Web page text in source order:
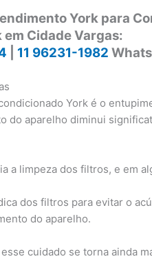
York para
em Cidade Vargas:
11 96231-1982
York é o
do aparelho diminui
a limpeza dos filtros, e em
dos filtros para evitar o
do aparelho.
cuidado se torna ainda